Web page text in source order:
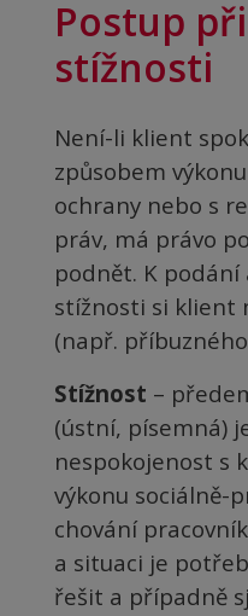
Postup
stížnosti
Není-li klient
způsobem
ochrany nebo s
práv, má právo
podnět. K podání
stížnosti si klient
(např.
Stížnost –
(ústní, písemná)
nespokojenost s
výkonu sociálně-
chování
a situaci je
řešit a případně